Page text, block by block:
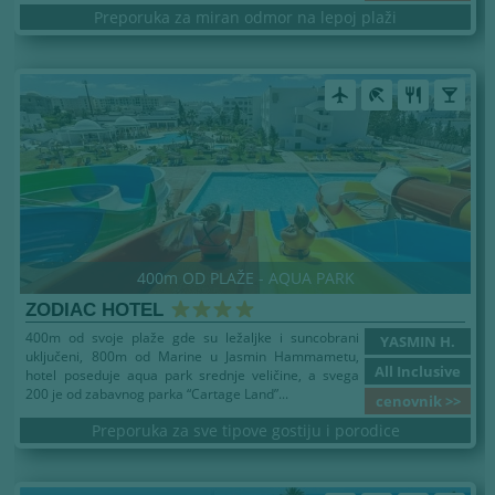
Preporuka za miran odmor na lepoj plaži
airplanemode_active beach_access restaurant local_bar
400m OD PLAŽE - AQUA PARK
ZODIAC HOTEL
YASMIN H.
All Inclusive
cenovnik >>
400m od svoje plaže gde su ležaljke i suncobrani
uključeni, 800m od Marine u Jasmin Hammametu,
hotel poseduje aqua park srednje veličine, a svega
200 je od zabavnog parka “Cartage Land”...
Preporuka za sve tipove gostiju i porodice